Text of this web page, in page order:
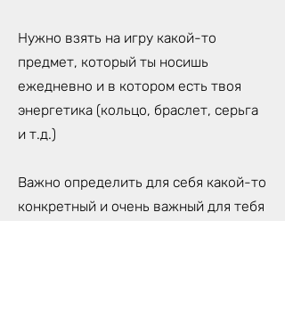
Нужно взять на игру какой-то
предмет, который ты носишь
ежедневно и в котором есть твоя
энергетика (кольцо, браслет, серьга
и т.д.)
Важно определить для себя какой-то
конкретный и очень важный для тебя